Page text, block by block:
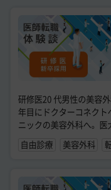
研修医20 代男性の美容外科医へ転
年目にドクターコネクト
ニックの美容外科へ。
への転職を成功させた20
自由診療 美容外科